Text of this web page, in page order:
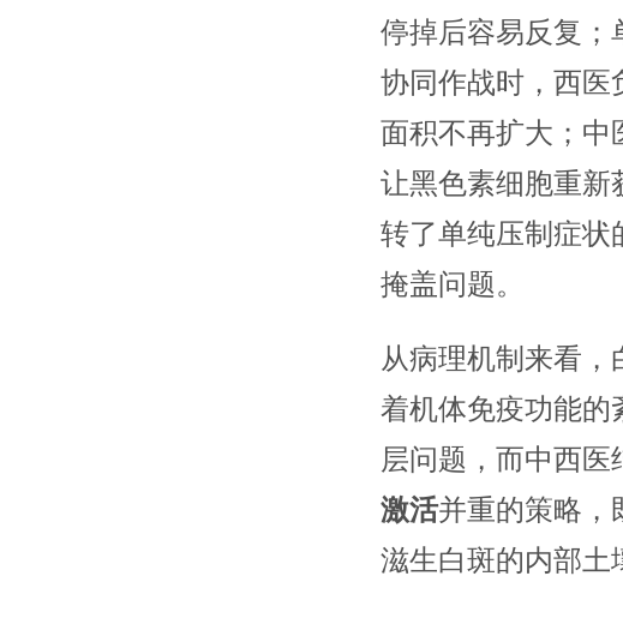
停掉后容易反复；
协同作战时，西医
面积不再扩大；中
让黑色素细胞重新
转了单纯压制症状
掩盖问题。
从病理机制来看
着机体免疫功能的
层问题，而中西
激活并重的策略，
滋生白斑的内部土